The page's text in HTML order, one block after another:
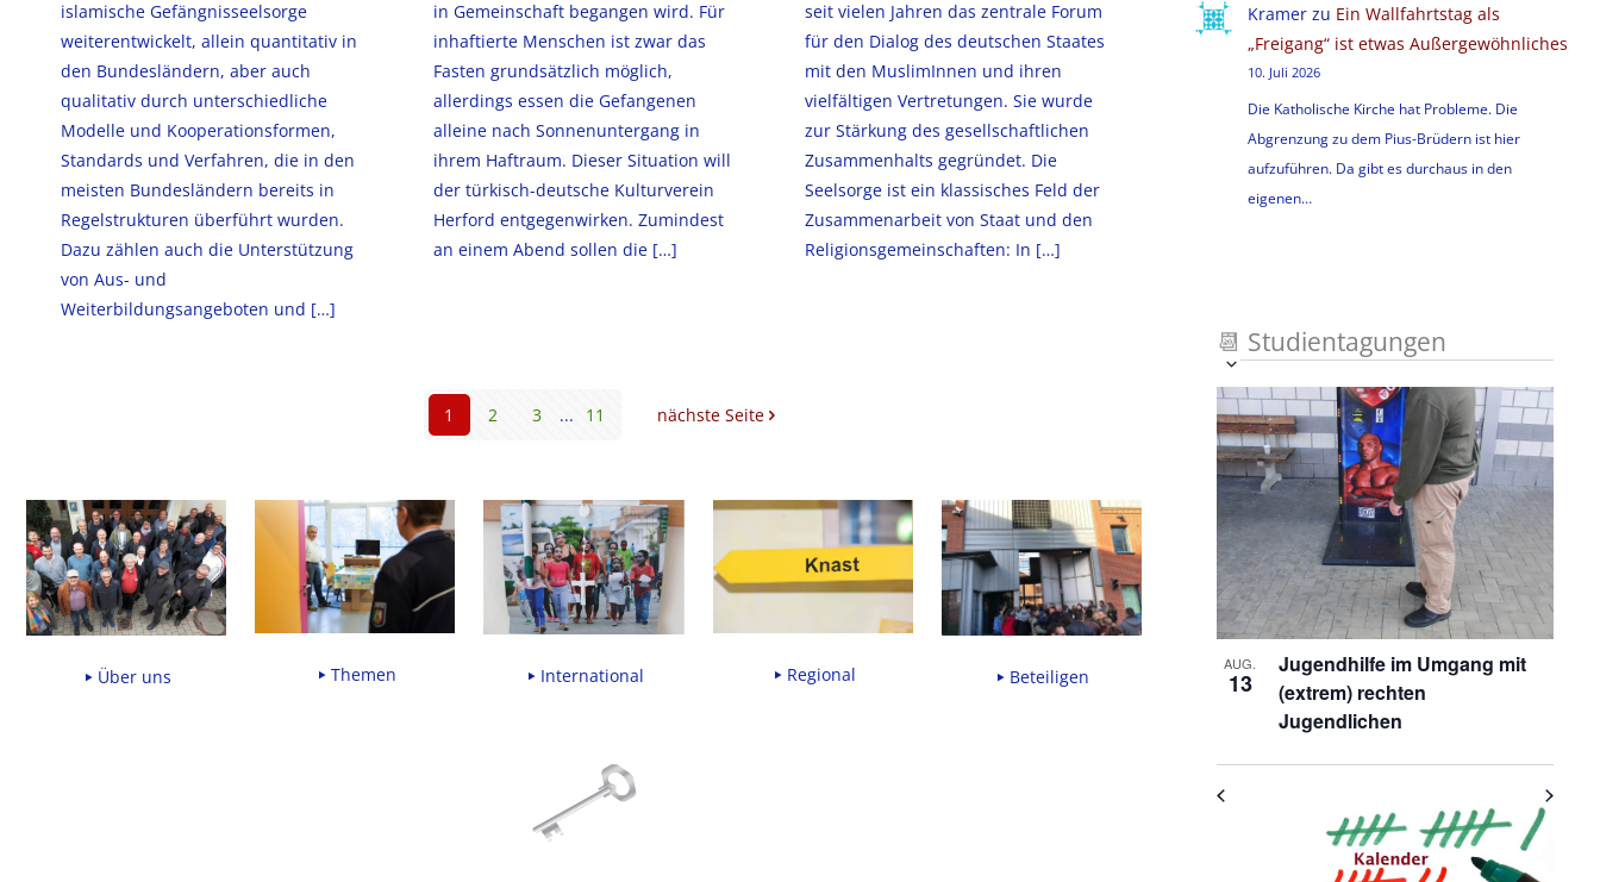
islamische Gefängnisseelsorge
weiterentwickelt, allein quantitativ in
den Bundesländern, aber auch
qualitativ durch unterschiedliche
Modelle und Kooperationsformen,
Standards und Verfahren, die in den
meisten Bundesländern bereits in
Regelstrukturen überführt wurden.
Dazu zählen auch die Unterstützung
von Aus- und
Weiterbildungsangeboten und […]
in Gemeinschaft begangen wird. Für
inhaftierte Menschen ist zwar das
Fasten grundsätzlich möglich,
allerdings essen die Gefangenen
alleine nach Sonnenuntergang in
ihrem Haftraum. Dieser Situation will
der türkisch-deutsche Kulturverein
Herford entgegenwirken. Zumindest
an einem Abend sollen die[…]
seit vielen Jahren das zentrale Forum
für den Dialog des deutschen Staates
mit den MuslimInnen und ihren
vielfältigen Vertretungen. Sie wurde
zur Stärkung des gesellschaftlichen
Zusammenhalts gegründet. Die
Seelsorge ist ein klassisches Feld der
Zusammenarbeit von Staat und den
Religionsgemeinschaften: In […]
1 2 3 ... 11 nächste Seite
Über uns Themen International Regional Beteiligen
Kramerzu Ein Wallfahrtstag als
„Freigang“ ist etwas Außergewöhnliches
10. Juli 2026
Die Katholische Kirche hat Probleme. Die
Abgrenzung zu dem Pius-Brüdern ist hier
aufzuführen. Da gibt es durchaus in den
eigenen…
📆 Studientagungen
Ansichten-
Navigation
Veranstaltung
Ansichten-
Navigation
auswählen.
List
of
Veranstaltungen
in
Photo
View
AUG.
13
Jugendhilfe im Umgang mit
(extrem) rechten
Jugendlichen